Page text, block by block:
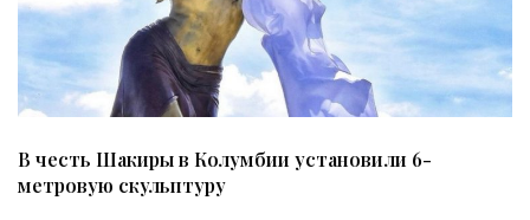
В честь Шакиры в Колумбии установили 6-
метровую скульптуру